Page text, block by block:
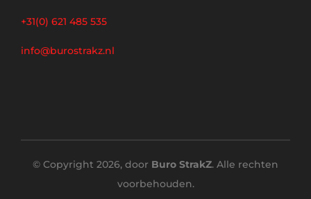
+31(0) 621 485 535
info@burostrakz.nl
© Copyright 2026, door Buro StrakZ. Alle rechten
voorbehouden.